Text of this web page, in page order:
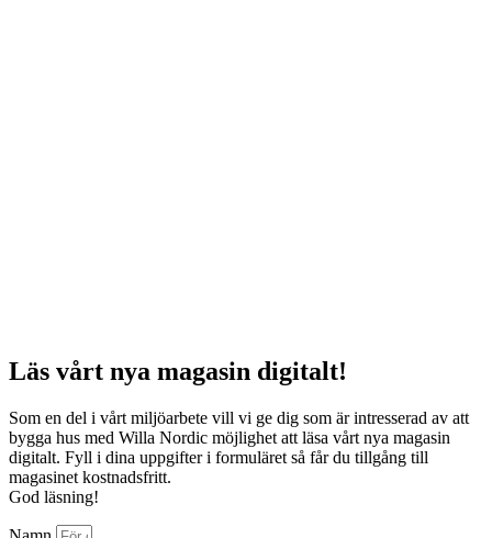
Läs vårt nya magasin digitalt!
Som en del i vårt miljöarbete vill vi ge dig som är intresserad av att
bygga hus med Willa Nordic möjlighet att läsa vårt nya magasin
digitalt. Fyll i dina uppgifter i formuläret så får du tillgång till
magasinet kostnadsfritt.
God läsning!